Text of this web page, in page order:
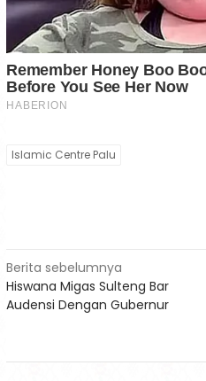
Islamic Centre Palu
Navigasi
pos
Berita sebelumnya
Hiswana Migas Sulteng Bar
Audensi Dengan Gubernur